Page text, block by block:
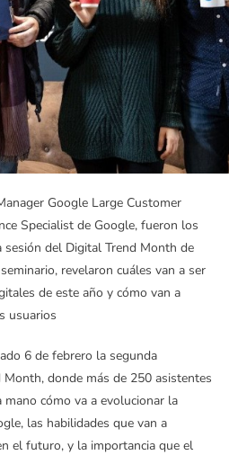
Google Large Customer
Specialist de Google, fueron los
del Digital Trend Month de
revelaron cuáles van a ser
de este año y cómo van a
usuarios
6 de febrero la segunda
donde más de 250 asistentes
cómo va a evolucionar la
las habilidades que van a
el futuro, y la importancia que el